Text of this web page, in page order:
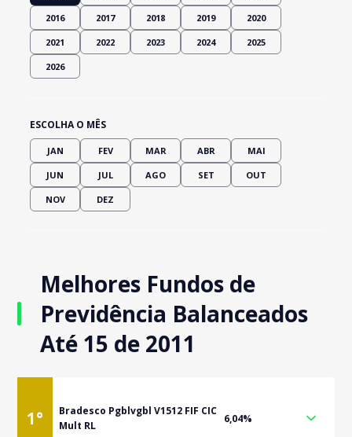
2016 2017 2018 2019 2020
2021 2022 2023 2024 2025
2026
ESCOLHA O MÊS
JAN FEV MAR ABR MAI
JUN JUL AGO SET OUT
NOV DEZ
Melhores Fundos de
Previdência Balanceados
Até 15 de 2011
1°
Bradesco Pgblvgbl V1512 FIF CIC
Mult RL
6,04%